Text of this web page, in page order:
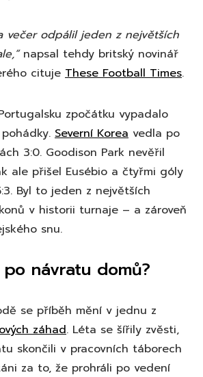
večer odpálil jeden z největších
napsal tehdy britský novinář
cituje These Football Times.
zpočátku vypadalo
Severní Korea vedla po
3:0. Goodison Park nevěřil
ale přišel Eusébio a čtyřmi góly
Byl to jeden z největších
v historii turnaje – a zároveň
snu.
návratu domů?
se příběh mění v jednu z
záhad. Léta se šířily zvěsti,
skončili v pracovních táborech
za to, že prohráli po vedení